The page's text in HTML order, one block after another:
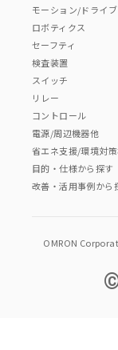
モーション/ドライブ
ロボティクス
セーフティ
検査装置
スイッチ
リレー
コントロール
電源/周辺機器他
省エネ支援/環境対
目的・仕様から探す
改善・活用事例から
OMRON